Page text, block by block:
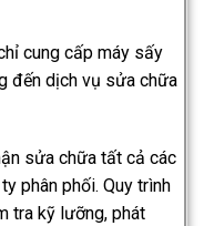
cung cấp máy sấy
đến dịch vụ sửa chữa
sửa chữa tất cả các
phân phối. Quy trình
tra kỹ lưỡng, phát